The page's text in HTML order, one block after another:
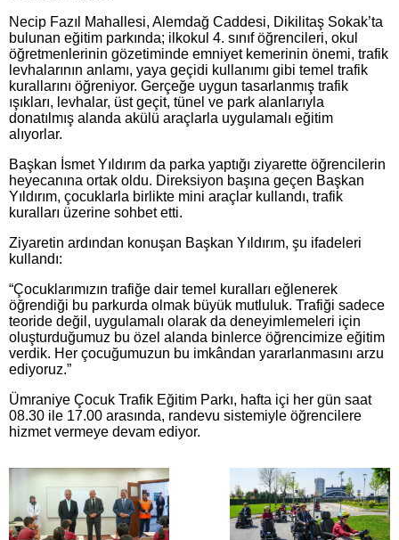
Necip Fazıl Mahallesi, Alemdağ Caddesi, Dikilitaş Sokak’ta
bulunan eğitim parkında; ilkokul 4. sınıf öğrencileri, okul
öğretmenlerinin gözetiminde emniyet kemerinin önemi, trafik
levhalarının anlamı, yaya geçidi kullanımı gibi temel trafik
kurallarını öğreniyor. Gerçeğe uygun tasarlanmış trafik
ışıkları, levhalar, üst geçit, tünel ve park alanlarıyla
donatılmış alanda akülü araçlarla uygulamalı eğitim
alıyorlar.
Başkan İsmet Yıldırım da parka yaptığı ziyarette öğrencilerin
heyecanına ortak oldu. Direksiyon başına geçen Başkan
Yıldırım, çocuklarla birlikte mini araçlar kullandı, trafik
kuralları üzerine sohbet etti.
Ziyaretin ardından konuşan Başkan Yıldırım, şu ifadeleri
kullandı:
“Çocuklarımızın trafiğe dair temel kuralları eğlenerek
öğrendiği bu parkurda olmak büyük mutluluk. Trafiği sadece
teoride değil, uygulamalı olarak da deneyimlemeleri için
oluşturduğumuz bu özel alanda binlerce öğrencimize eğitim
verdik. Her çocuğumuzun bu imkândan yararlanmasını arzu
ediyoruz.”
Ümraniye Çocuk Trafik Eğitim Parkı, hafta içi her gün saat
08.30 ile 17.00 arasında, randevu sistemiyle öğrencilere
hizmet vermeye devam ediyor.